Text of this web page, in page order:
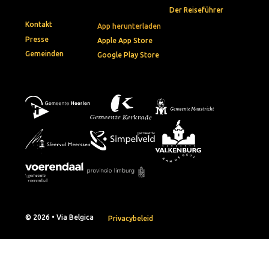
App herunterladen
Apple App Store
Google Play Store
Der Reiseführer
Kontakt
Presse
Gemeinden
© 2026 • Via Belgica Privacybeleid